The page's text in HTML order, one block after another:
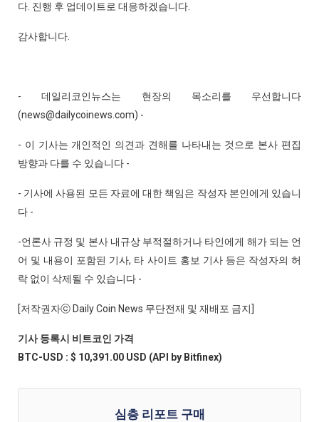
다. 진행 후 업데이트로 대응하겠습니다.
감사합니다.
- 데일리코인뉴스는 현장의 목소리를 우선합니다
(news@dailycoinews.com) -
- 이 기사는 개인적인 의견과 견해를 나타내는 것으로 본사 편집
방향과 다를 수 있습니다 -
- 기사에 사용된 모든 자료에 대한 책임은 작성자 본인에게 있습니
다 -
-언론사 규정 및 본사 내규상 부적절하거나 타인에게 해가 되는 언
어 및 내용이 포함된 기사, 타 사이트 홍보 기사 등은 작성자의 허
락 없이 삭제될 수 있습니다 -
[저작권자ⓒ Daily Coin News 무단전재 및 재배포 금지]
기사 등록시 비트코인 가격
BTC-USD : $ 10,391.00 USD (API by Bitfinex)
심층 리포트 구매